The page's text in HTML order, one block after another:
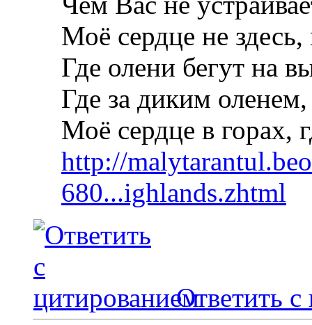
Моё сердце не
Где олени бегут на
Где за диким
Моё сердце в горах,
http://
680...ighlands.zhtml
Ответить с